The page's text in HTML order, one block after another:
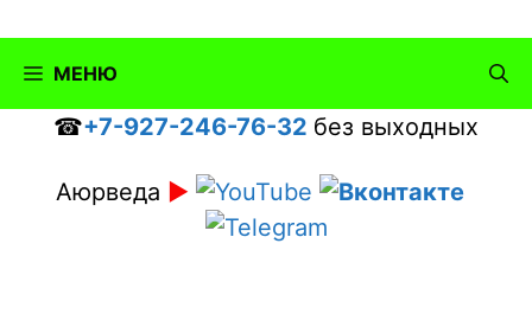
МЕНЮ
☎+7-927-246-76-32 без выходных
Аюрведа ►